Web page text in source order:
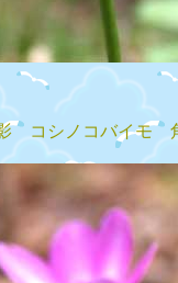
影 コシノコバイモ